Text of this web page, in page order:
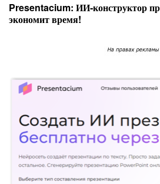
Presentacium: ИИ‑конструктор
экономит время!